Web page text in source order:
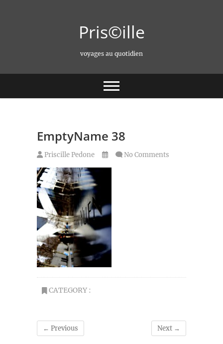
Pris©ille
voyages au quotidien
EmptyName 38
Priscille Pedone No Comments
CATEGORY :
← Previous Next →